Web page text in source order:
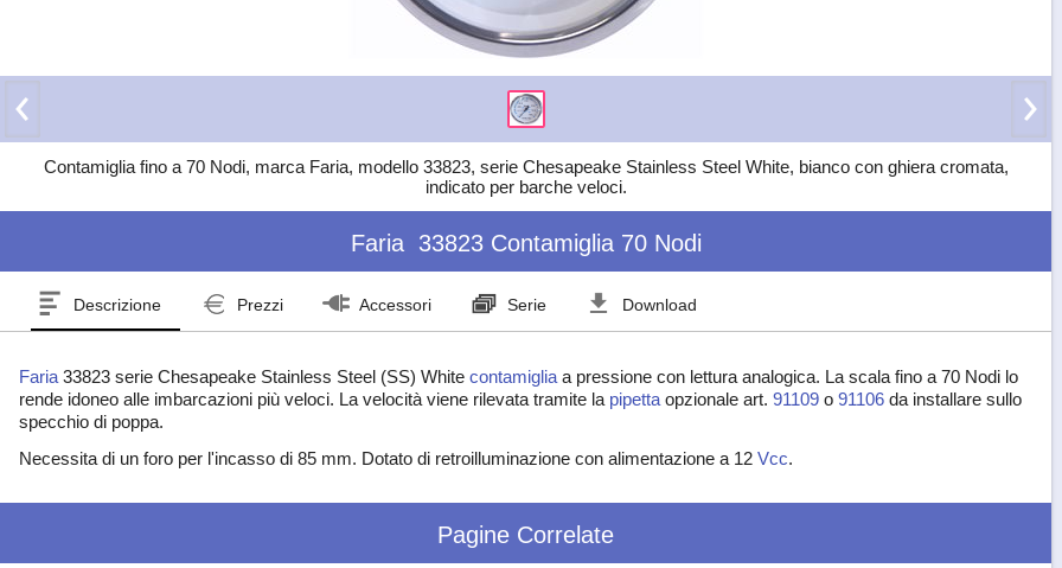
Contamiglia fino a 70 Nodi, marca Faria, modello 33823, serie Chesapeake Stainless Steel White, bianco con ghiera cromata,
indicato per barche veloci.
Faria 33823 Contamiglia 70 Nodi
Descrizione Prezzi Accessori Serie Download
Faria 33823 serie Chesapeake Stainless Steel (SS) White contamiglia a pressione con lettura analogica. La scala fino a 70 Nodi lo
rende idoneo alle imbarcazioni più veloci. La velocità viene rilevata tramite la pipetta opzionale art. 91109 o 91106 da installare sullo
specchio di poppa.
Necessita di un foro per l'incasso di 85 mm. Dotato di retroilluminazione con alimentazione a 12 Vcc.
Pagine Correlate